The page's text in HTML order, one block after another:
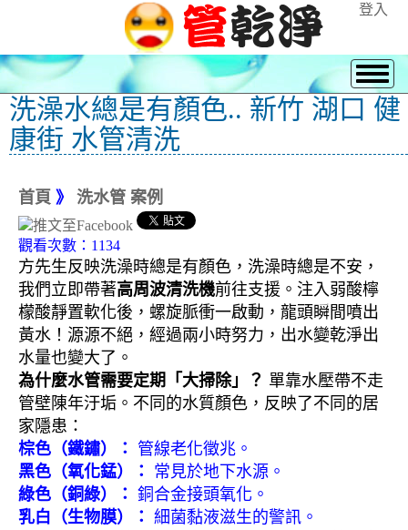
登入
洗澡水總是有顏色.. 新竹 湖口 健
康街 水管清洗
首頁 》 洗水管 案例
觀看次數：1134
方先生反映洗澡時總是有顏色，洗澡時總是不安，
我們立即帶著高周波清洗機前往支援。注入弱酸檸
檬酸靜置軟化後，螺旋脈衝一啟動，龍頭瞬間噴出
黃水！源源不絕，經過兩小時努力，出水變乾淨出
水量也變大了。
為什麼水管需要定期「大掃除」？ 單靠水壓帶不走
管壁陳年汙垢。不同的水質顏色，反映了不同的居
家隱患：
棕色（鐵鏽）：
管線老化徵兆。
黑色（氧化錳）：
常見於地下水源。
綠色（銅綠）： 銅合金接頭氧化。
乳白（生物膜）： 細菌黏液滋生的警訊。